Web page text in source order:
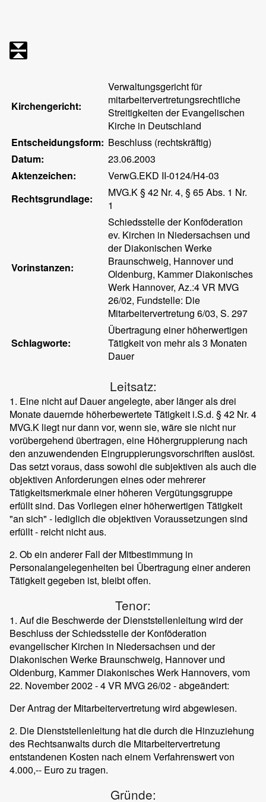
Kirchengericht:
Verwaltungsgericht für
mitarbeitervertretungsrechtliche
Streitigkeiten der Evangelischen
Kirche in Deutschland
Entscheidungsform: Beschluss (rechtskräftig)
Datum:
23.06.2003
Aktenzeichen:
VerwG.EKD II-0124/H4-03
Rechtsgrundlage:
MVG.K § 42 Nr. 4, § 65 Abs. 1 Nr.
1
Vorinstanzen:
Schiedsstelle der Konföderation
ev. Kirchen in Niedersachsen und
der Diakonischen Werke
Braunschweig, Hannover und
Oldenburg, Kammer Diakonisches
Werk Hannover, Az.:4 VR MVG
26/02, Fundstelle: Die
Mitarbeitervertretung 6/03, S. 297
Schlagworte:
Übertragung einer höherwertigen
Tätigkeit von mehr als 3 Monaten
Dauer
Leitsatz:
1. Eine nicht auf Dauer angelegte, aber länger als drei
Monate dauernde höherbewertete Tätigkeit i.S.d. § 42 Nr. 4
MVG.K liegt nur dann vor, wenn sie, wäre sie nicht nur
vorübergehend übertragen, eine Höhergruppierung nach
den anzuwendenden Eingruppierungsvorschriften auslöst.
Das setzt voraus, dass sowohl die subjektiven als auch die
objektiven Anforderungen eines oder mehrerer
Tätigkeitsmerkmale einer höheren Vergütungsgruppe
erfüllt sind. Das Vorliegen einer höherwertigen Tätigkeit
"an sich" - lediglich die objektiven Voraussetzungen sind
erfüllt - reicht nicht aus.
2. Ob ein anderer Fall der Mitbestimmung in
Personalangelegenheiten bei Übertragung einer anderen
Tätigkeit gegeben ist, bleibt offen.
Tenor:
1. Auf die Beschwerde der Dienststellenleitung wird der
Beschluss der Schiedsstelle der Konföderation
evangelischer Kirchen in Niedersachsen und der
Diakonischen Werke Braunschweig, Hannover und
Oldenburg, Kammer Diakonisches Werk Hannovers, vom
22. November 2002 - 4 VR MVG 26/02 - abgeändert:
Der Antrag der Mitarbeitervertretung wird abgewiesen.
2. Die Dienststellenleitung hat die durch die Hinzuziehung
des Rechtsanwalts durch die Mitarbeitervertretung
entstandenen Kosten nach einem Verfahrenswert von
4.000,-- Euro zu tragen.
Gründe: